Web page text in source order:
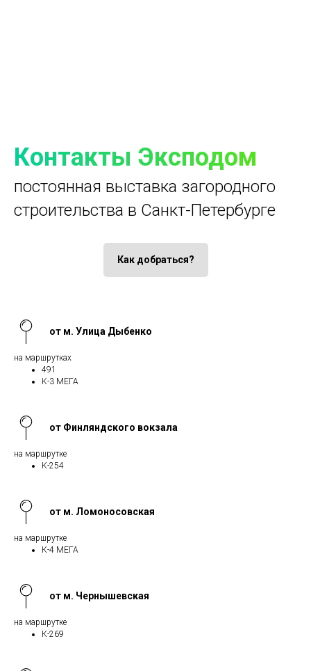
Контакты Эксподом
постоянная выставка загородного
строительства в Санкт-Петербурге
Как добраться?
от м. Улица Дыбенко
на маршрутках
491
К-3 МЕГА
от Финляндского вокзала
на маршрутке
К-254
от м. Ломоносовская
на маршрутке
К-4 МЕГА
от м. Чернышевская
на маршрутке
К-269